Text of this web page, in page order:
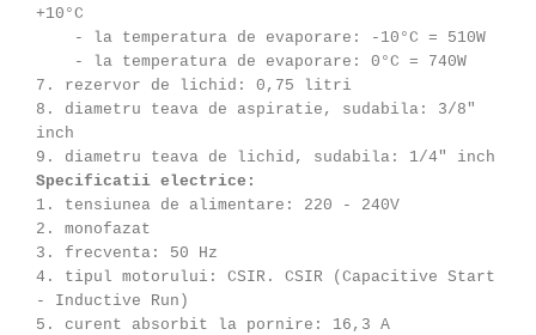
+10°C
- la temperatura de evaporare: -10°C = 510W
- la temperatura de evaporare: 0°C = 740W
7. rezervor de lichid: 0,75 litri
8. diametru teava de aspiratie, sudabila: 3/8"
inch
9. diametru teava de lichid, sudabila: 1/4" inch
Specificatii electrice:
1. tensiunea de alimentare: 220 - 240V
2. monofazat
3. frecventa: 50 Hz
4. tipul motorului: CSIR. CSIR (Capacitive Start
- Inductive Run)
5. curent absorbit la pornire: 16,3 A